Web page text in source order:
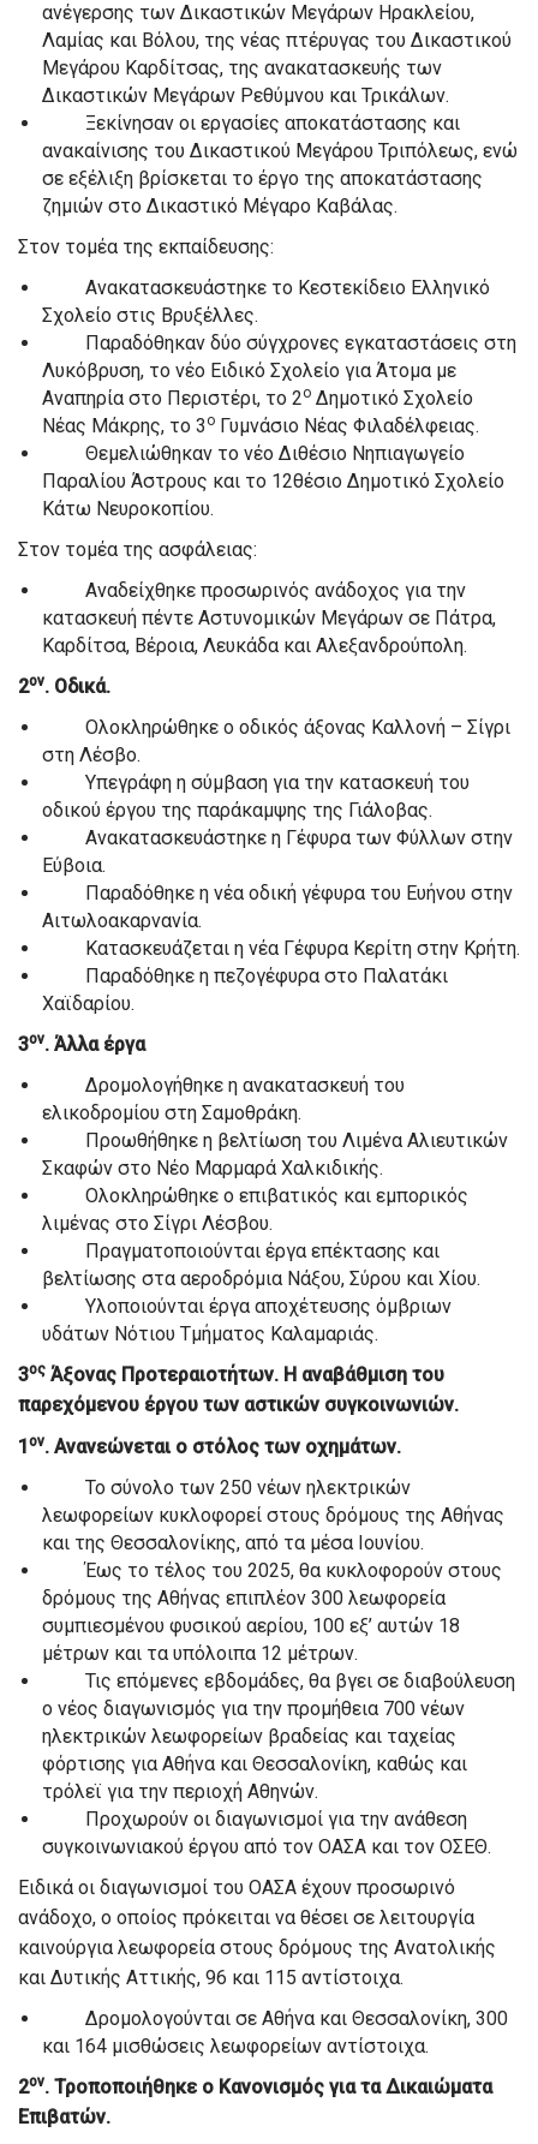
ανέγερσης των Δικαστικών Μεγάρων Ηρακλείου,
Λαμίας και Βόλου, της νέας πτέρυγας του Δικαστικού
Μεγάρου Καρδίτσας, της ανακατασκευής των
Δικαστικών Μεγάρων Ρεθύμνου και Τρικάλων.
Ξεκίνησαν οι εργασίες αποκατάστασης και
ανακαίνισης του Δικαστικού Μεγάρου Τριπόλεως, ενώ
σε εξέλιξη βρίσκεται το έργο της αποκατάστασης
ζημιών στο Δικαστικό Μέγαρο Καβάλας.
Στον τομέα της εκπαίδευσης:
Ανακατασκευάστηκε το Κεστεκίδειο Ελληνικό
Σχολείο στις Βρυξέλλες.
Παραδόθηκαν δύο σύγχρονες εγκαταστάσεις στη
Λυκόβρυση, το νέο Ειδικό Σχολείο για Άτομα με
Αναπηρία στο Περιστέρι, το 2ο Δημοτικό Σχολείο
Νέας Μάκρης, το 3 ο Γυμνάσιο Νέας Φιλαδέλφειας.
Θεμελιώθηκαν το νέο Διθέσιο Νηπιαγωγείο
Παραλίου Άστρους και το 12θέσιο Δημοτικό Σχολείο
Κάτω Νευροκοπίου.
Στον τομέα της ασφάλειας:
Αναδείχθηκε προσωρινός ανάδοχος για την
κατασκευή πέντε Αστυνομικών Μεγάρων σε Πάτρα,
Καρδίτσα, Βέροια, Λευκάδα και Αλεξανδρούπολη.
2ον. Οδικά.
Ολοκληρώθηκε ο οδικός άξονας Καλλονή – Σίγρι
στη Λέσβο.
Υπεγράφη η σύμβαση για την κατασκευή του
οδικού έργου της παράκαμψης της Γιάλοβας.
Ανακατασκευάστηκε η Γέφυρα των Φύλλων στην
Εύβοια.
Παραδόθηκε η νέα οδική γέφυρα του Ευήνου στην
Αιτωλοακαρνανία.
Κατασκευάζεται η νέα Γέφυρα Κερίτη στην Κρήτη.
Παραδόθηκε η πεζογέφυρα στο Παλατάκι
Χαϊδαρίου.
3ον. Άλλα έργα
Δρομολογήθηκε η ανακατασκευή του
ελικοδρομίου στη Σαμοθράκη.
Προωθήθηκε η βελτίωση του Λιμένα Αλιευτικών
Σκαφών στο Νέο Μαρμαρά Χαλκιδικής.
Ολοκληρώθηκε ο επιβατικός και εμπορικός
λιμένας στο Σίγρι Λέσβου.
Πραγματοποιούνται έργα επέκτασης και
βελτίωσης στα αεροδρόμια Νάξου, Σύρου και Χίου.
Υλοποιούνται έργα αποχέτευσης όμβριων
υδάτων Νότιου Τμήματος Καλαμαριάς.
3ος Άξονας Προτεραιοτήτων. Η αναβάθμιση του
παρεχόμενου έργου των αστικών συγκοινωνιών.
1ον. Ανανεώνεται ο στόλος των οχημάτων.
Το σύνολο των 250 νέων ηλεκτρικών
λεωφορείων κυκλοφορεί στους δρόμους της Αθήνας
και της Θεσσαλονίκης, από τα μέσα Ιουνίου.
Έως το τέλος του 2025, θα κυκλοφορούν στους
δρόμους της Αθήνας επιπλέον 300 λεωφορεία
συμπιεσμένου φυσικού αερίου, 100 εξ’ αυτών 18
μέτρων και τα υπόλοιπα 12 μέτρων.
Τις επόμενες εβδομάδες, θα βγει σε διαβούλευση
ο νέος διαγωνισμός για την προμήθεια 700 νέων
ηλεκτρικών λεωφορείων βραδείας και ταχείας
φόρτισης για Αθήνα και Θεσσαλονίκη, καθώς και
τρόλεϊ για την περιοχή Αθηνών.
Προχωρούν οι διαγωνισμοί για την ανάθεση
συγκοινωνιακού έργου από τον ΟΑΣΑ και τον ΟΣΕΘ.
Ειδικά οι διαγωνισμοί του ΟΑΣΑ έχουν προσωρινό
ανάδοχο, ο οποίος πρόκειται να θέσει σε λειτουργία
καινούργια λεωφορεία στους δρόμους της Ανατολικής
και Δυτικής Αττικής, 96 και 115 αντίστοιχα.
Δρομολογούνται σε Αθήνα και Θεσσαλονίκη, 300
και 164 μισθώσεις λεωφορείων αντίστοιχα.
2ον. Τροποποιήθηκε ο Κανονισμός για τα Δικαιώματα
Επιβατών.